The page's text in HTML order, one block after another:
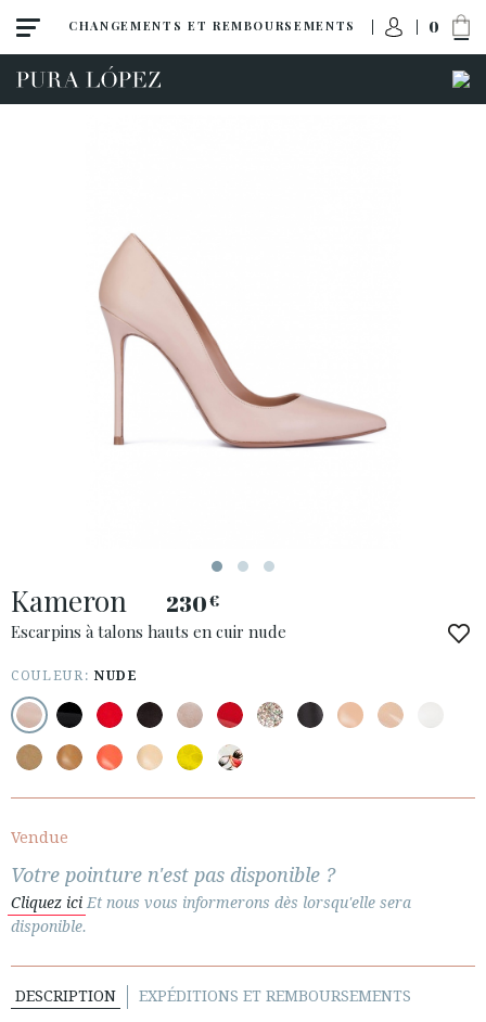
CHANGEMENTS ET REMBOURSEMENTS 0
Talon haut
Talon moyen
ESPAÑOL
PAYS: ROMÂNIA
· EXPÉDITIONS
· CHANGEMENTS ET REMBOURSEMENTS
· INFORMATION LÉGALE
     
ESPACE CLIENTS B2B
SECURE WEB SSL CERTIFICATE © 2026 PURA LOPEZ
Kameron 230€
Escarpins à talons hauts en cuir nude
COULEUR:NUDE
Vendue
Votre pointure n'est pas disponible ?
Cliquez ici Et nous vous informerons dès lorsqu'elle sera
disponible.
DESCRIPTION EXPÉDITIONS ET REMBOURSEMENTS